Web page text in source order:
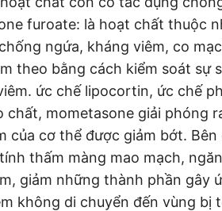
furoate: là hoạt chất thuộc
ngứa, kháng viêm, co
theo bằng cách kiểm soát sự
ức chế lipocortin, ức chế
chất, mometasone giải phóng
của cơ thể được giảm bớt.
thấm màng mao mạch,
giảm những thành phần gây
không di chuyển đến vùng